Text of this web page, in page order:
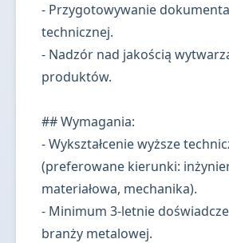
- Przygotowywanie
technicznej.
- Nadzór nad jakością
produktów.
## Wymagania:
- Wykształcenie wyższe
(preferowane kierunki:
materiałowa, mechanika).
- Minimum 3-letnie
branży metalowej.